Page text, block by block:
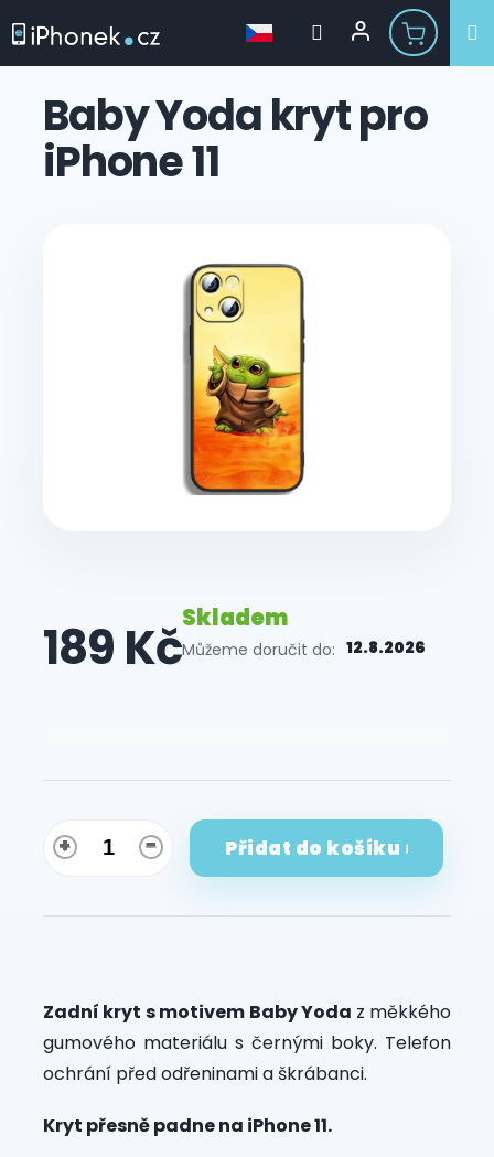
Baby Yoda kryt pro
iPhone 11
189 KčSkladem
Můžeme doručit do: 12.8.2026
Přidat do košíku
Zadní kryt s motivem Baby Yoda z měkkého
gumového materiálu s černými boky. Telefon
ochrání před odřeninami a škrábanci.
Kryt přesně padne na iPhone 11.